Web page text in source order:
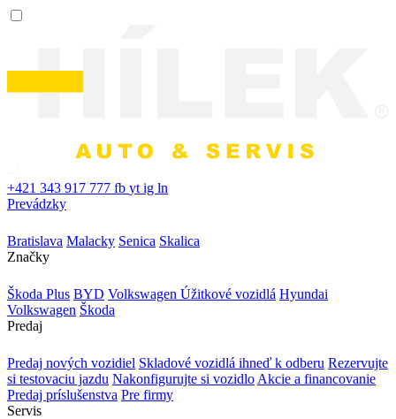
+421 343 917 777 fb yt ig ln
Prevádzky
Bratislava Malacky Senica Skalica
Značky
Škoda Plus BYD Volkswagen Úžitkové vozidlá Hyundai
Volkswagen Škoda
Predaj
Predaj nových vozidiel Skladové vozidlá ihneď k odberu Rezervujte
si testovaciu jazdu Nakonfigurujte si vozidlo Akcie a financovanie
Predaj príslušenstva Pre firmy
Servis